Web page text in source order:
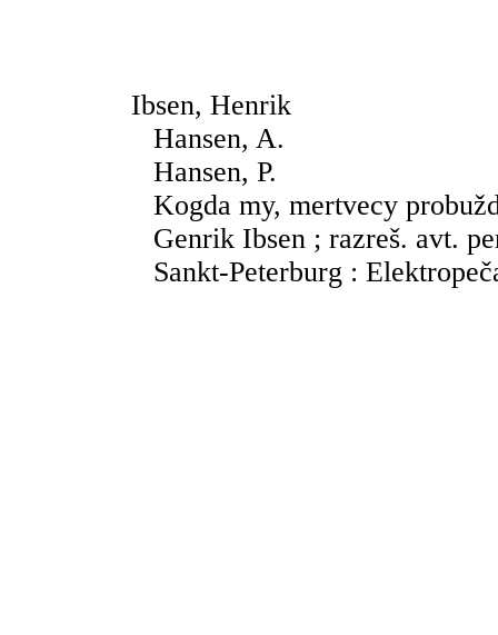
Ibsen, Henrik
Hansen, A.
Hansen, P.
Kogda my, mertvecy
Genrik Ibsen ; razreš. avt.
Sankt-Peterburg :